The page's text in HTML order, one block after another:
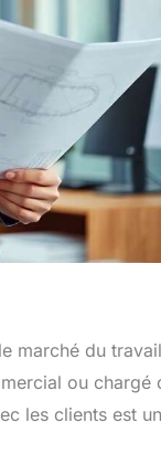
marché du
ou chargé
les clients est un